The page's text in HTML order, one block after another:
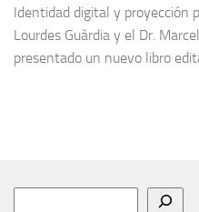
Identidad digital y proyección
Lourdes Guàrdia y el Dr.
presentado un nuevo libro